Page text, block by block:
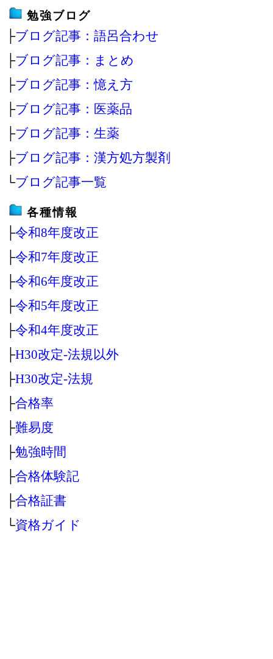
勉強ブログ
├ブログ記事：語呂合わせ
├ブログ記事：まとめ
├ブログ記事：憶え方
├ブログ記事：医薬品
├ブログ記事：生薬
├ブログ記事：漢方処方製剤
└ブログ記事一覧
各種情報
├令和8年度改正
├令和7年度改正
├令和6年度改正
├令和5年度改正
├令和4年度改正
├H30改定‐法規以外
├H30改定‐法規
├合格率
├難易度
├勉強時間
├合格体験記
├合格証書
└資格ガイド